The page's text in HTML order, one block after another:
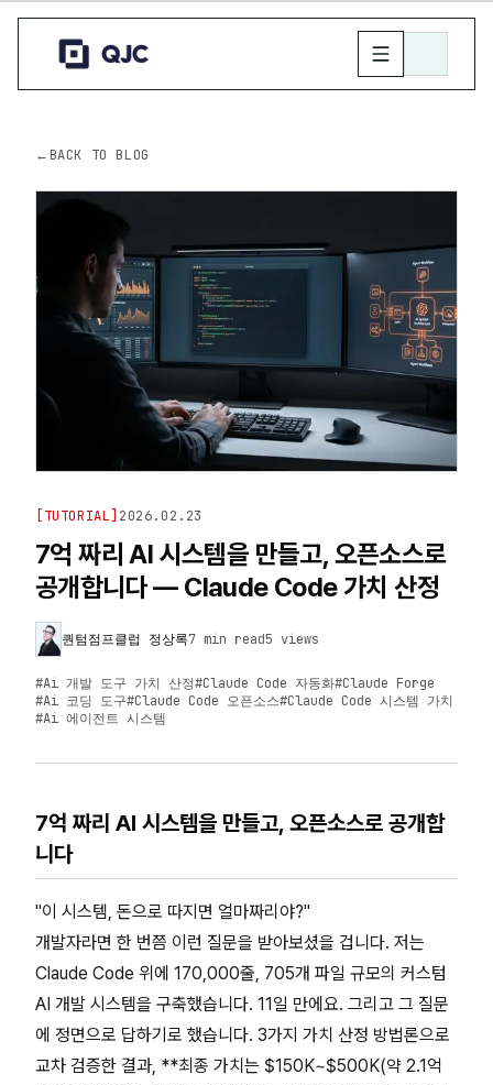
← BACK TO BLOG
TUTORIAL 2026.02.23
7억 짜리 AI 시스템을 만들고, 오픈소스로
공개합니다 — Claude Code 가치 산정
퀀텀점프클럽 정상록7 min read5 views
#Ai 개발 도구 가치 산정#Claude Code 자동화#Claude Forge
#Ai 코딩 도구#Claude Code 오픈소스#Claude Code 시스템 가치
#Ai 에이전트 시스템
7억 짜리 AI 시스템을 만들고, 오픈소스로 공개합
니다
"이 시스템, 돈으로 따지면 얼마짜리야?"
개발자라면 한 번쯤 이런 질문을 받아보셨을 겁니다. 저는
Claude Code 위에 170,000줄, 705개 파일 규모의 커스텀
AI 개발 시스템을 구축했습니다. 11일 만에요. 그리고 그 질문
에 정면으로 답하기로 했습니다. 3가지 가치 산정 방법론으로
교차 검증한 결과, **최종 가치는 $150K~$500K(약 2.1억